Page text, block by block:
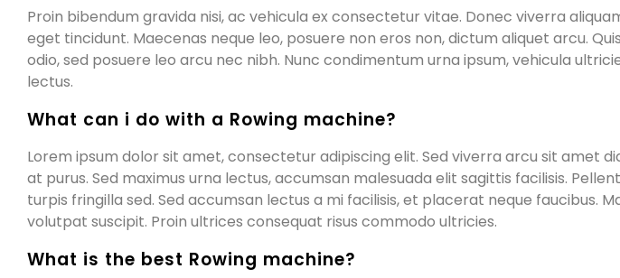
Proin bibendum gravida nisi, ac vehicula ex consectetur vitae. Donec viverra
eget tincidunt. Maecenas neque leo, posuere non eros non, dictum aliquet arcu.
odio, sed posuere leo arcu nec nibh. Nunc condimentum urna ipsum, vehicula
lectus.
What can i do with a Rowing machine?
Lorem ipsum dolor sit amet, consectetur adipiscing elit. Sed viverra arcu sit amet
at purus. Sed maximus urna lectus, accumsan malesuada elit sagittis facilisis.
turpis fringilla sed. Sed accumsan lectus a mi facilisis, et placerat neque faucibus.
volutpat suscipit. Proin ultrices consequat risus commodo ultricies.
What is the best Rowing machine?